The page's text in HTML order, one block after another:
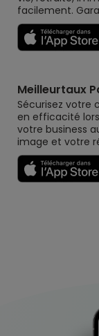
facilement.
Meilleurtaux
Sécurisez votre
en efficacité
votre business
image et votre